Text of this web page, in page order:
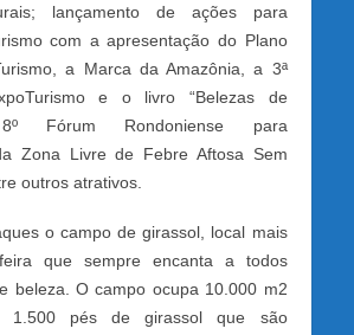
lançamento de ações para
com a apresentação do Plano
a Marca da Amazônia, a 3ª
e o livro “Belezas de
8º Fórum Rondoniense para
Zona Livre de Febre Aftosa Sem
outros atrativos.
o campo de girassol, local mais
que sempre encanta a todos
beleza. O campo ocupa 10.000 m2
1.500 pés de girassol que são